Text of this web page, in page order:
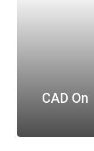
CAD On